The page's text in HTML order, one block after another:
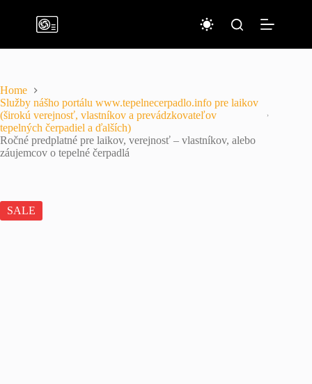
Home
Služby nášho portálu www.tepelnecerpadlo.info pre laikov
(širokú verejnosť, vlastníkov a prevádzkovateľov
tepelných čerpadiel a ďalších)
Ročné predplatné pre laikov, verejnosť – vlastníkov, alebo
záujemcov o tepelné čerpadlá
SALE